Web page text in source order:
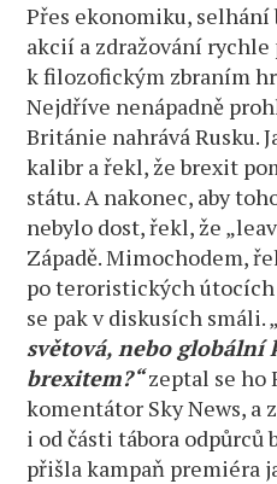
Přes ekonomiku,
akcií a zdražování rychle
k filozofickým zbraním
Nejdříve nenápadně
Británie nahrává Rusku.
kalibr a řekl, že brexit
státu. A nakonec, aby
nebylo dost, řekl, že
Západě. Mimochodem,
po teroristických útocích
se pak v diskusích smáli. „
světová, nebo globální
brexitem?“zeptal se ho
komentátor Sky News, a
i od části tábora
přišla kampaň premiéra